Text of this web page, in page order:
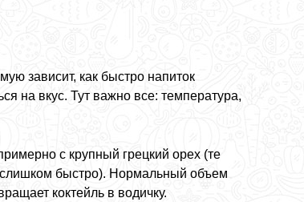
зависит, как быстро напиток
на вкус. Тут важно все: температура,
с крупный грецкий орех (те
быстро). Нормальный объем
коктейль в водичку.